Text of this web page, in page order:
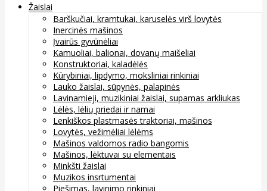
Žaislai
Barškučiai, kramtukai, karuselės virš lovytės
Inercinės mašinos
Įvairūs gyvūnėliai
Kamuoliai, balionai, dovanų maišeliai
Konstruktoriai, kaladėlės
Kūrybiniai, lipdymo, moksliniai rinkiniai
Lauko žaislai, sūpynės, palapinės
Lavinamieji, muzikiniai žaislai, supamas arkliukas
Lėlės, lėlių priedai ir namai
Lenkiškos plastmasės traktoriai, mašinos
Lovytės, vežimėliai lėlėms
Mašinos valdomos radio bangomis
Mašinos, lėktuvai su elementais
Minkšti žaislai
Muzikos insrtumentai
Piešimas, lavinimo rinkiniai